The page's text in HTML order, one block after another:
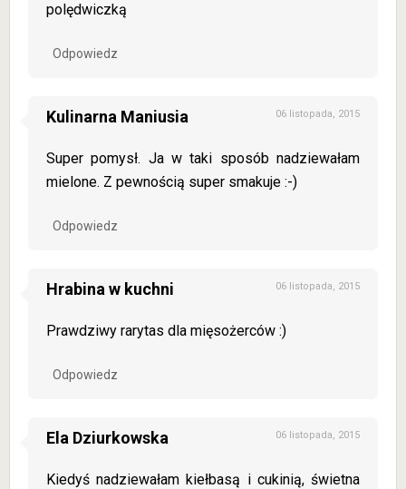
polędwiczką
Odpowiedz
Kulinarna Maniusia 06 listopada, 2015
Super pomysł. Ja w taki sposób nadziewałam
mielone. Z pewnością super smakuje :-)
Odpowiedz
Hrabina w kuchni 06 listopada, 2015
Prawdziwy rarytas dla mięsożerców :)
Odpowiedz
Ela Dziurkowska 06 listopada, 2015
Kiedyś nadziewałam kiełbasą i cukinią, świetna